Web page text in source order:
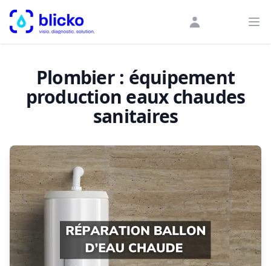
blicko
Plombier : équipement
production eaux chaudes
sanitaires